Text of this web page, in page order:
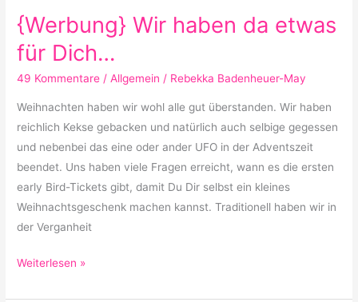
{Werbung} Wir haben da etwas
für Dich…
49 Kommentare /Allgemein / Rebekka Badenheuer-May
Weihnachten haben wir wohl alle gut überstanden. Wir haben
reichlich Kekse gebacken und natürlich auch selbige gegessen
und nebenbei das eine oder ander UFO in der Adventszeit
beendet. Uns haben viele Fragen erreicht, wann es die ersten
early Bird-Tickets gibt, damit Du Dir selbst ein kleines
Weihnachtsgeschenk machen kannst. Traditionell haben wir in
der Verganheit
haben
da
etwas
für
Dich…
Weiterlesen »